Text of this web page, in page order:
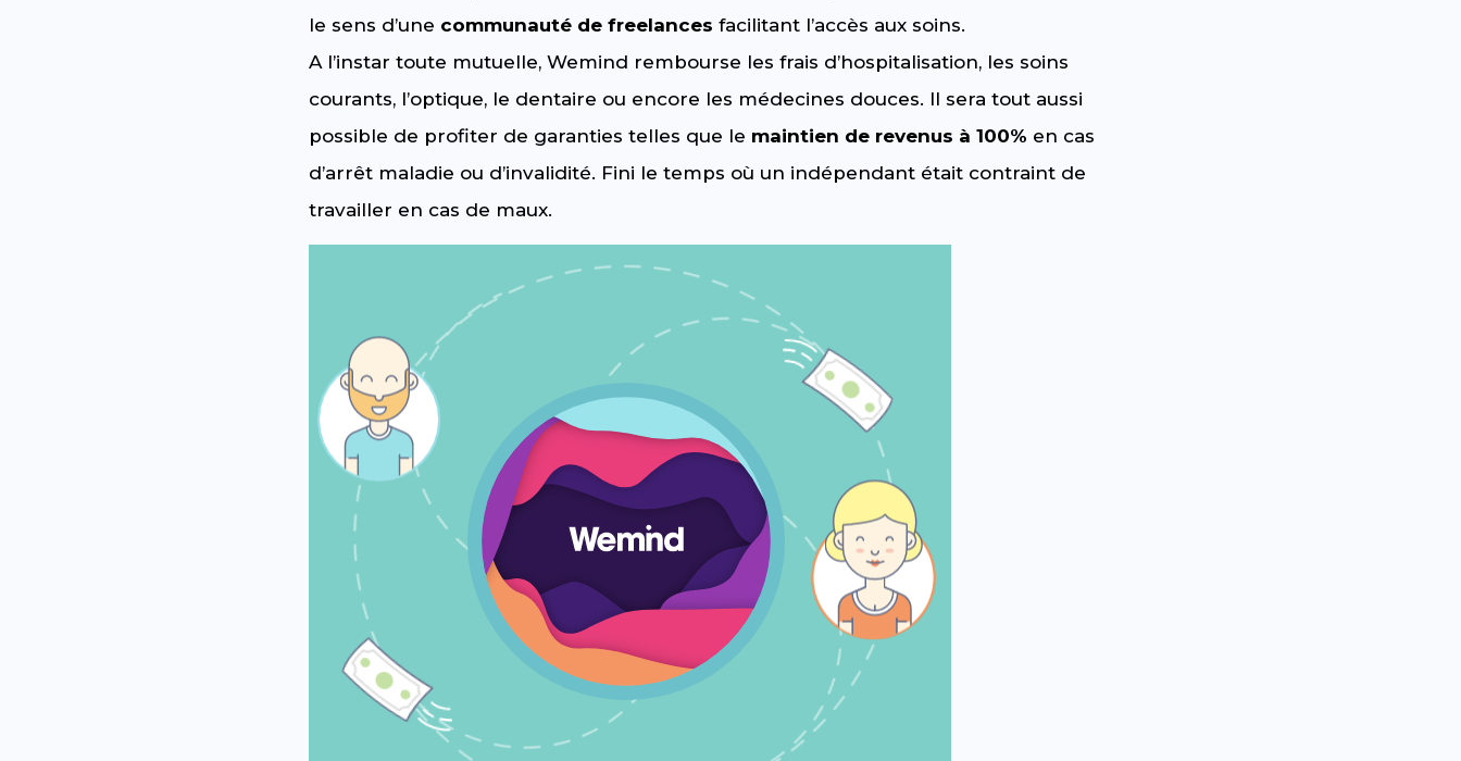
le sens d’une communauté de freelances facilitant l’accès aux soins.
A l’instar toute mutuelle, Wemind rembourse les frais d’hospitalisation, les soins
courants, l’optique, le dentaire ou encore les médecines douces. Il sera tout aussi
possible de profiter de garanties telles que le maintien de revenus à 100% en cas
d’arrêt maladie ou d’invalidité. Fini le temps où un indépendant était contraint de
travailler en cas de maux.